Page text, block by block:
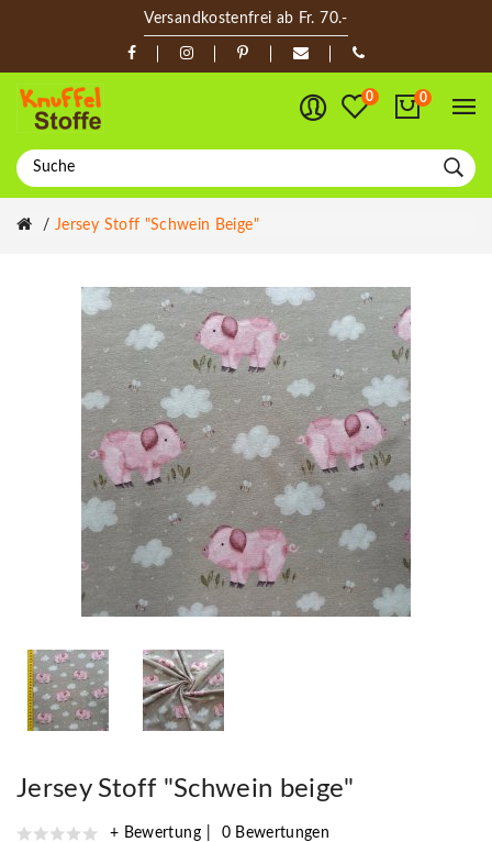
Versandkostenfrei ab Fr. 70.-
0 0
Jersey Stoff "Schwein Beige"
Jersey Stoff "Schwein beige"
+ Bewertung 0 Bewertungen